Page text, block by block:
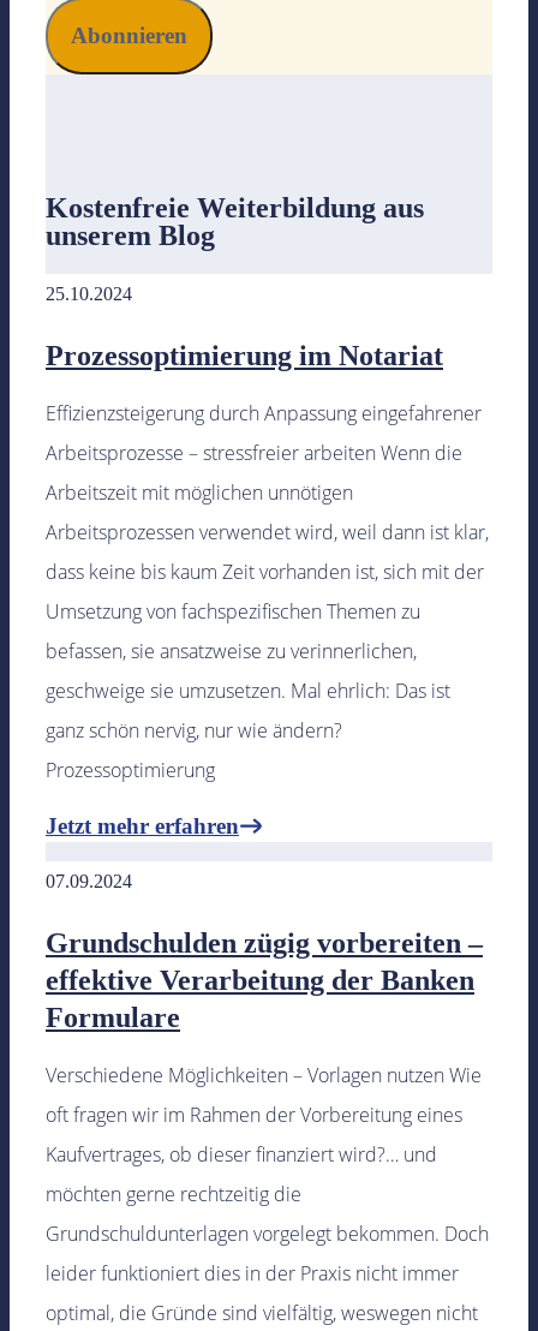
Kostenfreie Weiterbildung aus
unserem Blog
25.10.2024
Prozessoptimierung im Notariat
Effizienzsteigerung durch Anpassung eingefahrener
Arbeitsprozesse – stressfreier arbeiten Wenn die
Arbeitszeit mit möglichen unnötigen
Arbeitsprozessen verwendet wird, weil dann ist klar,
dass keine bis kaum Zeit vorhanden ist, sich mit der
Umsetzung von fachspezifischen Themen zu
befassen, sie ansatzweise zu verinnerlichen,
geschweige sie umzusetzen. Mal ehrlich: Das ist
ganz schön nervig, nur wie ändern?
Prozessoptimierung
Jetzt mehr erfahren
07.09.2024
Grundschulden zügig vorbereiten –
effektive Verarbeitung der Banken
Formulare
Verschiedene Möglichkeiten – Vorlagen nutzen Wie
oft fragen wir im Rahmen der Vorbereitung eines
Kaufvertrages, ob dieser finanziert wird?… und
möchten gerne rechtzeitig die
Grundschuldunterlagen vorgelegt bekommen. Doch
leider funktioniert dies in der Praxis nicht immer
optimal, die Gründe sind vielfältig, weswegen nicht